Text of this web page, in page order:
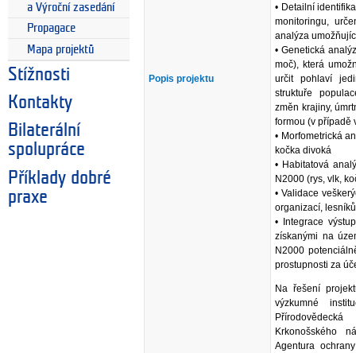
a Výroční zasedání
Propagace
Mapa projektů
Stížnosti
Kontakty
Bilaterální
spolupráce
Příklady dobré
praxe
Popis projektu
• Detailní
monitoringu,
analýza
• Genetická
moč), která
určit pohlaví
struktuře
změn krajiny,
formou (v případě
• Morfometrická
kočka divoká
• Habitatová
N2000 (rys, vlk,
• Validace
organizací,
• Integrace
získanými na
N2000
prostupnosti za
Na řešení
výzkumné
Krkonošského
Agentura